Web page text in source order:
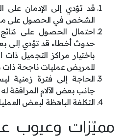
قد تؤدي إلى الإدمان على
الشخص في الحصول على
احتمال الحصول على
حدوث أخطاء قد تؤدي إلى
باختيار مراكز التجميل
للمريض عمليات ناجحة ذات
الحاجة إلى فترة زمنية
جانب بعض الآلام المرافقة
التكلفة الباهظة لبعض
مميّزات وعيوب